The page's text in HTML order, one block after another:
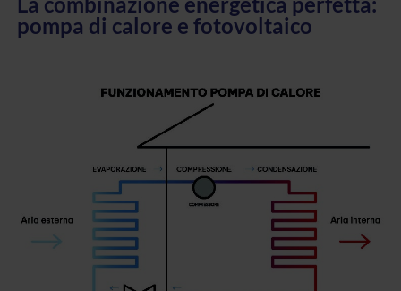
pompa di calore e fotovoltaico